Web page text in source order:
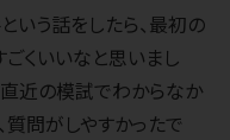
う話をしたら、最初の
ごくいいなと思いまし
近の模試でわからなか
質問がしやすかったで